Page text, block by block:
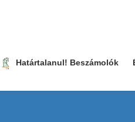
Határtalanul! Beszámolók